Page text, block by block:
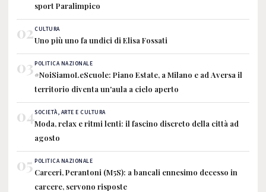
sport Paralimpico
02CULTURA
Uno più uno fa undici di Elisa Fossati
03POLITICA NAZIONALE
#NoiSiamoLeScuole: Piano Estate, a Milano e ad Aversa il
territorio diventa un'aula a cielo aperto
04SOCIETÀ, ARTE E CULTURA
Moda, relax e ritmi lenti: il fascino discreto della città ad
agosto
05 POLITICA NAZIONALE
Carceri, Perantoni (M5S): a bancali ennesimo decesso in
carcere, servono risposte